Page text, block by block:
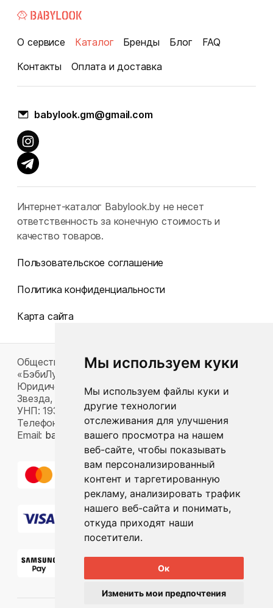
Мы используем куки
Мы используем файлы куки и
другие технологии
отслеживания для улучшения
вашего просмотра на нашем
веб-сайте, чтобы показывать
вам персонализированный
контент и таргетированную
рекламу, анализировать трафик
нашего веб-сайта и понимать,
откуда приходят наши
посетители.
Ок
Изменить мои предпочтения
О сервисе Каталог Бренды Блог
FAQ
Контакты
Оплата и доставка
babylook.gm@gmail.com
Интернет-каталог Babylook.by не несет
ответственность за конечную стоимость и
качество товаров.
Пользовательское соглашение
Политика конфиденциальности
Карта сайта
Общество с ограниченной ответственностью
«БэбиЛук»
Юридический адрес: 220117, г. Минск, пр-т Газеты
Звезда, д. 16, пом. 52
УНП: 193815124
Телефон:
+375 33 392 66 63
Email: babylook.gm@gmail.com.